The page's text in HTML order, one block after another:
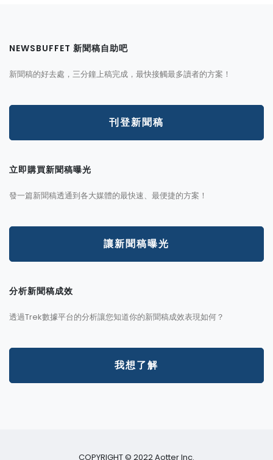
NEWSBUFFET 新聞稿自助吧
新聞稿的好去處，三分鐘上稿完成，最快接觸最多讀者的方案！
刊登新聞稿
立即購買新聞稿曝光
發一篇新聞稿透通到各大媒體的最快速、最便捷的方案！
讓新聞稿曝光
分析新聞稿成效
透過Trek數據平台的分析讓您知道你的新聞稿成效表現如何？
我想了解
COPYRIGHT © 2022 Aotter Inc.